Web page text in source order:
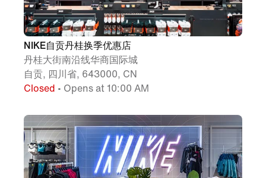
NIKE自贡丹桂换季优惠店
丹桂大街南沿线华商国际城
自贡, 四川省, 643000, CN
Closed • Opens at 10:00 AM